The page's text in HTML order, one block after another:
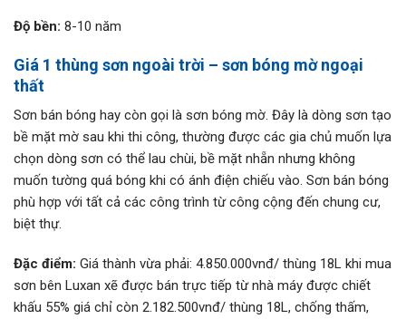
Độ bền: 8-10 năm
Giá 1 thùng sơn ngoài trời – sơn bóng mờ ngoại
thất
Sơn bán bóng hay còn gọi là sơn bóng mờ. Đây là dòng sơn tạo
bề mặt mờ sau khi thi công, thường được các gia chủ muốn lựa
chọn dòng sơn có thể lau chùi, bề mặt nhẵn nhưng không
muốn tường quá bóng khi có ánh điện chiếu vào. Sơn bán bóng
phù hợp với tất cả các công trình từ công cộng đến chung cư,
biệt thự.
Đặc điểm: Giá thành vừa phải: 4.850.000vnđ/ thùng 18L khi mua
sơn bên Luxan xẽ được bán trực tiếp từ nhà máy được chiết
khấu 55% giá chỉ còn 2.182.500vnđ/ thùng 18L, chống thấm,